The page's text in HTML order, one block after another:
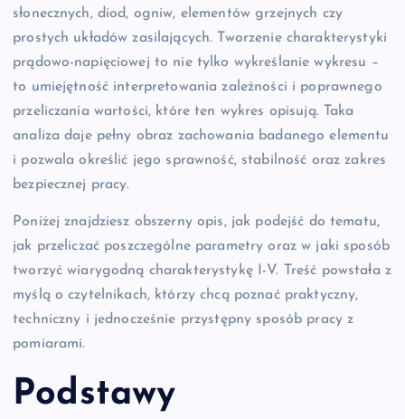
słonecznych, diod, ogniw, elementów grzejnych czy
prostych układów zasilających. Tworzenie charakterystyki
prądowo-napięciowej to nie tylko wykreślanie wykresu –
to umiejętność interpretowania zależności i poprawnego
przeliczania wartości, które ten wykres opisują. Taka
analiza daje pełny obraz zachowania badanego elementu
i pozwala określić jego sprawność, stabilność oraz zakres
bezpiecznej pracy.
Poniżej znajdziesz obszerny opis, jak podejść do tematu,
jak przeliczać poszczególne parametry oraz w jaki sposób
tworzyć wiarygodną charakterystykę I-V. Treść powstała z
myślą o czytelnikach, którzy chcą poznać praktyczny,
techniczny i jednocześnie przystępny sposób pracy z
pomiarami.
Podstawy